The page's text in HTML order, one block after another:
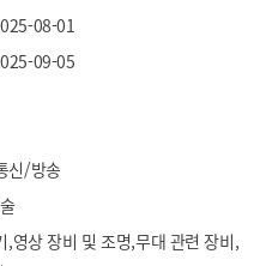
08-01
09-05
신/방송
,영상 장비 및 조명,무대 관련 장비,